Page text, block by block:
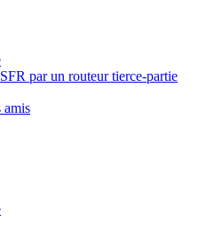
par un routeur tierce-partie
amis